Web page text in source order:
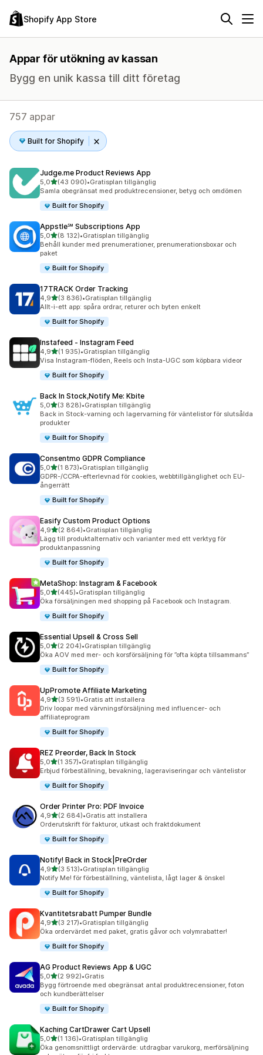
Shopify App Store
Appar för utökning av kassan
Bygg en unik kassa till ditt företag
757 appar
Built for Shopify
Judge.me Product Reviews App
5,0av 5 stjärnor
(43 090)
43090 recensioner totalt
•Gratisplan tillgänglig
Samla obegränsat med produktrecensioner, betyg och omdömen
Built for Shopify
Appstle℠ Subscriptions App
5,0av 5 stjärnor
(8 132)
8132 recensioner totalt
•Gratisplan tillgänglig
Behåll kunder med prenumerationer, prenumerationsboxar och
paket
Built for Shopify
17TRACK Order Tracking
4,9av 5 stjärnor
(3 836)
3836 recensioner totalt
•Gratisplan tillgänglig
Allt-i-ett app: spåra ordrar, returer och byten enkelt
Built for Shopify
Instafeed ‑ Instagram Feed
4,9av 5 stjärnor
(1 935)
1935 recensioner totalt
•Gratisplan tillgänglig
Visa Instagram-flöden, Reels och Insta-UGC som köpbara videor
Built for Shopify
Back In Stock,Notify Me: Kbite
5,0av 5 stjärnor
(3 828)
3828 recensioner totalt
•Gratisplan tillgänglig
Back in Stock-varning och lagervarning för väntelistor för slutsålda
produkter
Built for Shopify
Consentmo GDPR Compliance
5,0av 5 stjärnor
(1 873)
1873 recensioner totalt
•Gratisplan tillgänglig
GDPR-/CCPA-efterlevnad för cookies, webbtillgänglighet och EU-
ångerrätt
Built for Shopify
Easify Custom Product Options
4,9av 5 stjärnor
(2 864)
2864 recensioner totalt
•Gratisplan tillgänglig
Lägg till produktalternativ och varianter med ett verktyg för
produktanpassning
Built for Shopify
MetaShop: Instagram & Facebook
5,0av 5 stjärnor
(445)
445 recensioner totalt
•Gratisplan tillgänglig
Öka försäljningen med shopping på Facebook och Instagram.
Built for Shopify
Essential Upsell & Cross Sell
5,0av 5 stjärnor
(2 204)
2204 recensioner totalt
•Gratisplan tillgänglig
Öka AOV med mer- och korsförsäljning för ”ofta köpta tillsammans”
Built for Shopify
UpPromote Affiliate Marketing
4,9av 5 stjärnor
(3 591)
3591 recensioner totalt
•Gratis att installera
Driv loopar med värvningsförsäljning med influencer- och
affiliateprogram
Built for Shopify
REZ Preorder, Back In Stock
5,0av 5 stjärnor
(1 357)
1357 recensioner totalt
•Gratisplan tillgänglig
Erbjud förbeställning, bevakning, lageraviseringar och väntelistor
Built for Shopify
Order Printer Pro: PDF Invoice
4,9av 5 stjärnor
(2 684)
2684 recensioner totalt
•Gratis att installera
Orderutskrift för fakturor, utkast och fraktdokument
Built for Shopify
Notify! Back in Stock|PreOrder
4,9av 5 stjärnor
(3 513)
3513 recensioner totalt
•Gratisplan tillgänglig
Notify Me! för förbeställning, väntelista, lågt lager & önskel
Built for Shopify
Kvantitetsrabatt Pumper Bundle
4,9av 5 stjärnor
(3 217)
3217 recensioner totalt
•Gratisplan tillgänglig
Öka ordervärdet med paket, gratis gåvor och volymrabatter!
Built for Shopify
AG Product Reviews App & UGC
5,0av 5 stjärnor
(2 992)
2992 recensioner totalt
•Gratis
Bygg förtroende med obegränsat antal produktrecensioner, foton
och kundberättelser
Built for Shopify
Kaching CartDrawer Cart Upsell
5,0av 5 stjärnor
(1 136)
1136 recensioner totalt
•Gratisplan tillgänglig
Öka genomsnittligt ordervärde: utdragbar varukorg, merförsäljning